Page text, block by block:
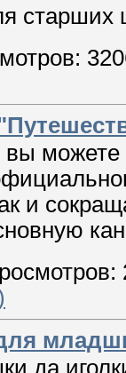
старших
можете
и
да